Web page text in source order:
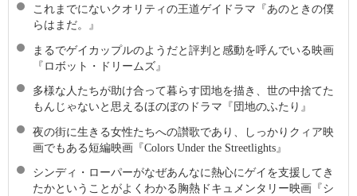
これまでにないクオリティの王道ゲイドラマ『あのときの僕
らはまだ。』
まるでゲイカップルのようだと評判と感動を呼んでいる映画
『ロボット・ドリームズ』
多様な人たちが助け合って暮らす団地を描き、世の中捨てた
もんじゃないと思えるほのぼのドラマ『団地のふたり』
夜の街に生きる女性たちへの讃歌であり、しっかりクィア映
画でもある短編映画『Colors Under the Streetlights』
シンディ・ローパーがなぜあんなに熱心にゲイを支援してき
たかということがよくわかる胸熱ドキュメンタリー映画『シ